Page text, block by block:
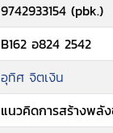
9742933154 (pbk.)
B162 อ824 2542
อุทิศ จิตเงิน
แนวคิดการสร้างพ